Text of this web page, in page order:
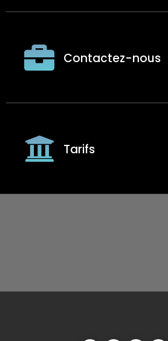
Contactez-nous
Tarifs